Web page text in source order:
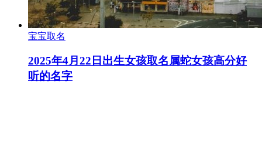
宝宝取名
2025年4月22日出生女孩取名属蛇女孩高分好
听的名字